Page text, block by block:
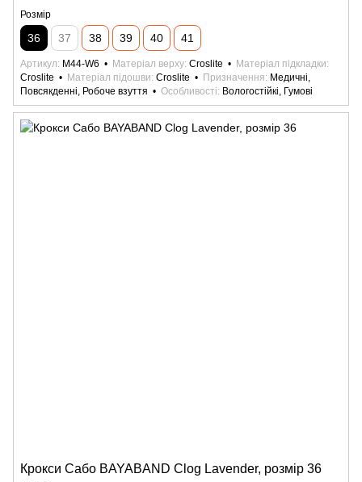
Розмір
36 37 38 39 40 41
Артикул M44-W6 Матеріал верху Croslite
Матеріал підкладки
Croslite
Матеріал підошви Croslite Призначення
Медичні,
Повсякденні, Робоче взуття
Особливості Вологостійкі, Гумові
Крокси Сабо BAYABAND Clog Lavender, розмір 36